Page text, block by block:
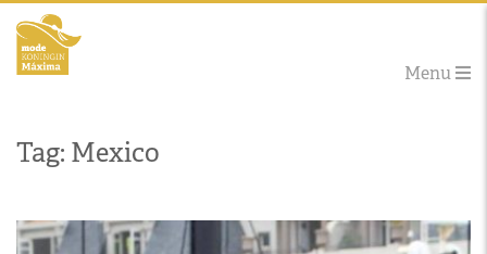
Menu
Tag: Mexico